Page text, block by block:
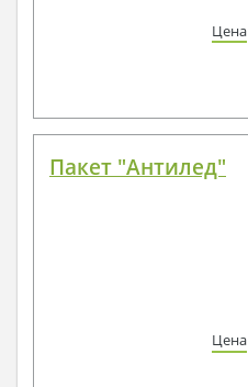
Цена
Пакет "Антилед"
Цена